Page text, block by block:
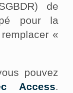
de
pour la
«
pouvez
Access.